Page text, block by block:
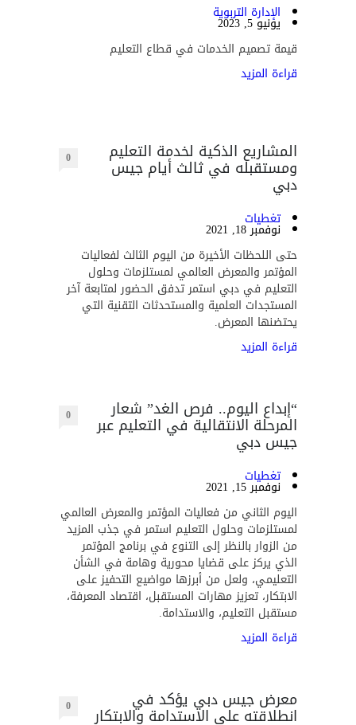
الإدارة التربوية
يونيو 5, 2023
قيمة تصميم الخدمات في قطاع التعليم
قراءة المزيد
المشاريع الذكية لخدمة التعليم
ومستقبله في ثالث أيام جيس
دبي
0
تغطيات
نوفمبر 18, 2021
حتى اللحظات الأخيرة من اليوم الثالث لفعاليات
المؤتمر والمعرض العالمي لمستلزمات وحلول
التعليم في دبي استمر تدفق الحضور لمتابعة آخر
المستجدات العلمية والمستحدثات التقنية التي
يحتضنها المعرض.
قراءة المزيد
“إبداع اليوم.. فرص الغد” شعار
المرحلة الانتقالية في التعليم عبر
جيس دبي
0
تغطيات
نوفمبر 15, 2021
اليوم الثاني من فعاليات المؤتمر والمعرض العالمي
لمستلزمات وحلول التعليم استمر في جذب المزيد
من الزوار بالنظر إلى التنوع في برنامج المؤتمر
الذي يركز على قضايا محورية وهامة في الشأن
التعليمي، ولعل من أبرزها مواضيع التحفيز على
الابتكار، تعزيز مهارات المستقبل، اقتصاد المعرفة،
مستقبل التعليم، والاستدامة.
قراءة المزيد
معرض جيس دبي يؤكد في
انطلاقته على الاستدامة والابتكار 0